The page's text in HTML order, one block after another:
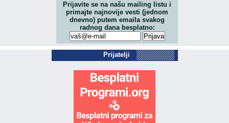
Prijavite se na našu mailing listu i
primajte najnovije vesti (jednom
dnevno) putem emaila svakog
radnog dana besplatno:
Prijatelji